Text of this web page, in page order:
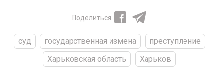
Поделиться
суд государственная измена
преступление
Харьковская область
Харьков